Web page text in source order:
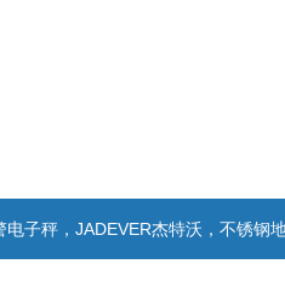
杰特沃，不锈钢地磅，防水台称，